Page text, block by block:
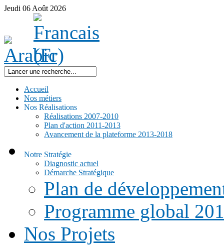
Jeudi 06 Août 2026
Accueil
Nos métiers
Nos Réalisations
Réalisations 2007-2010
Plan d'action 2011-2013
Avancement de la plateforme 2013-2018
Notre Stratégie
Diagnostic actuel
Démarche Stratégique
Plan de
Programme global
Nos Projets